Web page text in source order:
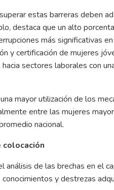
estas barreras deben
destaca que un alto
más significativas
y certificación de mujeres
sectores laborales con
mayor utilización de los
entre las mujeres
nacional.
de las brechas en el
y destrezas